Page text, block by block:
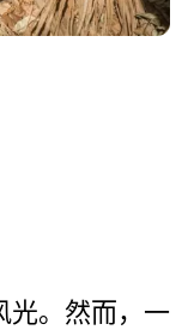
光。然而，一